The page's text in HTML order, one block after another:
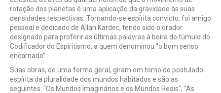
rotação dos planetas é uma aplicação da gravidade às suas
densidades respectivas. Tornando-se espírita convicto, foi amigo
pessoal e dedicado de Allan Kardec, tendo sido o orador
designado para proferir as últimas palavras à beira do túmulo do
Codificador do Espiritismo, a quem denominou “o bom senso
encarnado”.
Suas obras, de uma forma geral, giram em torno do postulado
espírita da pluralidade dos mundos habitados e são as
seguintes: “Os Mundos Imaginários e os Mundos Reais”, “As